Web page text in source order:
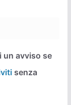
un avviso se
senza